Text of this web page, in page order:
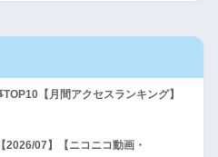
【月間アクセスランキング】
2026/07】【ニコニコ動画・